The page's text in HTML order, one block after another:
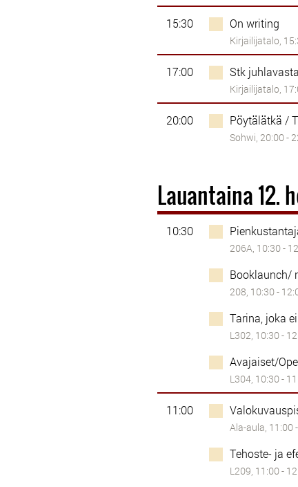
15:30 On writing
Kirjailijatalo,
17:00 Stk
Kirjailijatalo,
20:00 Pöytälätkä /
Sohwi, 20:00 -
Lauantaina 12.
10:30
206A, 10:30 -
Booklaunch/
208, 10:30 -
Tarina, joka
L302, 10:30 -
Avajaiset/
L304, 10:30 -
11:00
Ala-aula, 11:00
Tehoste- ja
L209, 11:00 -